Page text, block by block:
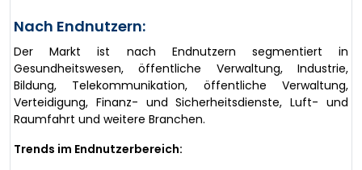
Nach Endnutzern:
Der Markt ist nach Endnutzern segmentiert in
Gesundheitswesen, öffentliche Verwaltung, Industrie,
Bildung, Telekommunikation, öffentliche Verwaltung,
Verteidigung, Finanz- und Sicherheitsdienste, Luft- und
Raumfahrt und weitere Branchen.
Trends im Endnutzerbereich: